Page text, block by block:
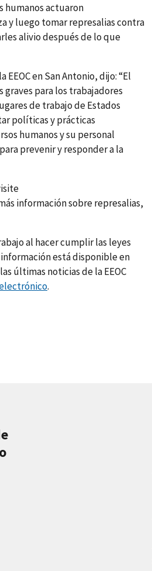
humanos actuaron
y luego tomar represalias contra
alivio después de lo que
en San Antonio, dijo: “El
graves para los trabajadores
de trabajo de Estados
políticas y prácticas
humanos y su personal
prevenir y responder a la
información sobre represalias,
al hacer cumplir las leyes
está disponible en
últimas noticias de la EEOC
.